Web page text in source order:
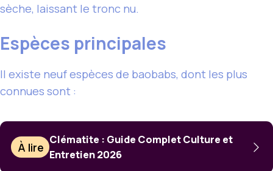
sèche, laissant le tronc nu.
Espèces principales
Il existe neuf espèces de baobabs, dont les plus
connues sont :
À lire
Clématite : Guide Complet Culture et
Entretien 2026